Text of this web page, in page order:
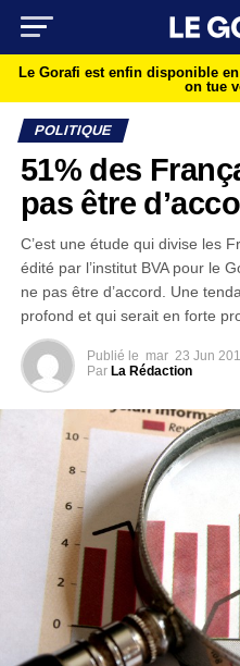
Le Gorafi est enfin disponible
on tue
POLITIQUE
51% des
pas être
C’est une étude qui divise les
édité par l’institut BVA pour le
ne pas être d’accord. Une
profond et qui serait en forte
Publié le mar 23 Jun
Par La Rédaction